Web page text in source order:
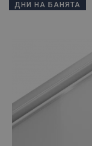
ДНИ НА БАНЯТА